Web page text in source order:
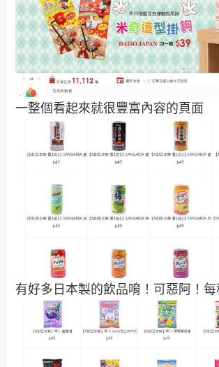
一整個看起來就很豐富內容的頁面
有好多日本製的飲品唷！可惡阿！